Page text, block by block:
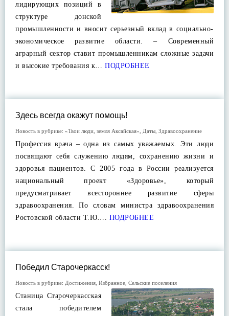
лидирующих позиций в
структуре донской
промышленности и вносит серьезный вклад в социально-
экономическое развитие области. – Современный
аграрный сектор ставит промышленникам сложные задачи
и высокие требования к… ПОДРОБНЕЕ
Здесь всегда окажут помощь!
Новость в рубрике: «Твои люди, земля Аксайская» Даты Здравоохранение
Профессия врача – одна из самых уважаемых. Эти люди
посвящают себя служению людям, сохранению жизни и
здоровья пациентов. С 2005 года в России реализуется
национальный проект «Здоровье», который
предусматривает всестороннее развитие сферы
здравоохранения. По словам министра здравоохранения
Ростовской области Т.Ю…. ПОДРОБНЕЕ
Победил Старочеркасск!
Новость в рубрике: Достижения Избранное Сельские поселения
Станица Старочеркасская
стала победителем